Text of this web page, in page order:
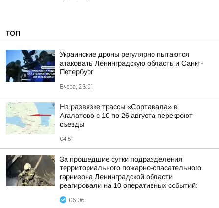
ТОП
Украинские дроны регулярно пытаются
атаковать Ленинградскую область и Санкт-
Петербург
Вчера, 23:01
На развязке трассы «Сортавала» в
Агалатово с 10 по 26 августа перекроют
съезды
04:51
За прошедшие сутки подразделения
территориального пожарно-спасательного
гарнизона Ленинградской области
реагировали на 10 оперативных событий:
06:06